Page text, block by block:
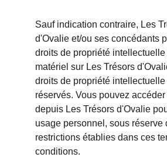
Sauf indication contraire, Les
d'Ovalie et/ou ses concédants
droits de propriété
matériel sur Les Trésors
droits de propriété
réservés. Vous pouvez
depuis Les Trésors d'Ovalie
usage personnel, sous réserve
restrictions établies dans ces
conditions.